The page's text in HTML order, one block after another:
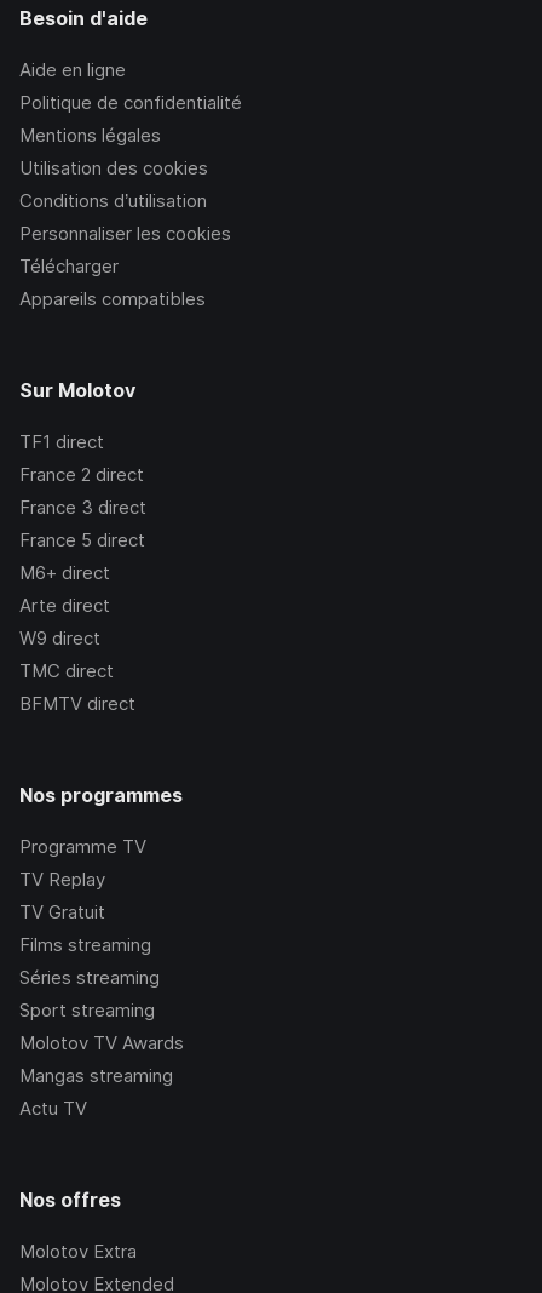
Besoin d'aide
Aide en ligne
Politique de confidentialité
Mentions légales
Utilisation des cookies
Conditions d’utilisation
Personnaliser les cookies
Télécharger
Appareils compatibles
Sur Molotov
TF1 direct
France 2 direct
France 3 direct
France 5 direct
M6+ direct
Arte direct
W9 direct
TMC direct
BFMTV direct
Nos programmes
Programme TV
TV Replay
TV Gratuit
Films streaming
Séries streaming
Sport streaming
Molotov TV Awards
Mangas streaming
Actu TV
Nos offres
Molotov Extra
Molotov Extended